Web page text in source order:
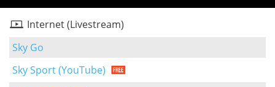
Internet (Livestream)
Sky Go
Sky Sport (YouTube)